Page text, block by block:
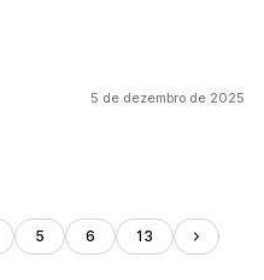
5 de dezembro de 2025
5 6 13